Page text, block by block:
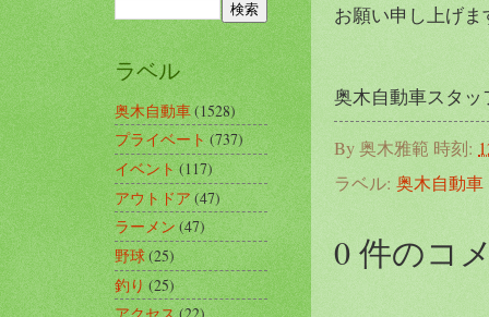
お願い申し上げま
奥木自動車スタッ
By奥木雅範 時刻:
ラベル: 奥木自動車
0 件のコ
ラベル
奥木自動車(1528)
プライベート(737)
イベント(117)
アウトドア(47)
ラーメン(47)
野球(25)
釣り(25)